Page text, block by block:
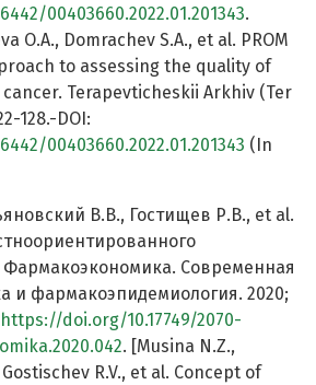
00403660.2022.01.201343.
O.A., Domrachev S.A., et al. PROM
to assessing the quality of
Terapevticheskii Arkhiv (Ter
128.-DOI:
00403660.2022.01.201343 (In
В.В., Гостищев Р.В., et al.
Современная
и фармакоэпидемиология. 2020;
https://doi.org/10.17749/2070-
. [Musina N.Z.,
R.V., et al. Concept of